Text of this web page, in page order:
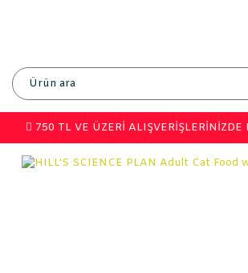
750 TL VE ÜZERİ ALIŞVERİŞLERİNİZDE